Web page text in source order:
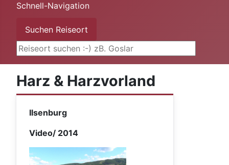
Schnell-Navigation
Suchen Reiseort
Harz & Harzvorland
Ilsenburg
Video/ 2014